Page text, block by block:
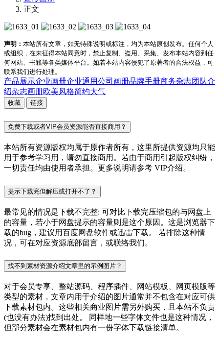
正文
声明： 本站所有文章，如无特殊说明或标注，均为本站原创发布。任何个人
或组织，在未征得本站同意时，禁止复制、盗用、采集、发布本站内容到任
何网站、书籍等各类媒体平台。如若本站内容侵犯了原著者的合法权益，可
联系我们进行处理。
产品展示企业画册企业通用公司画册品牌手册商务杂志团队介
绍杂志画册欧美风格简约大气
收藏 链接
免费下载或者VIP会员资源能否直接商用？
本站所有资源版权均属于原作者所有，这里所提供资源均只能
用于参考学习用，请勿直接商用。若由于商用引起版权纠纷，
一切责任均由使用者承担。更多说明请参考 VIP介绍。
提示下载完但解压或打开不了？
最常见的情况是下载不完整: 可对比下载完压缩包的与网盘上
的容量，若小于网盘提示的容量则是这个原因。这是浏览器下
载的bug，建议用百度网盘软件或迅雷下载。 若排除这种情
况，可在对应资源底部留言，或联络我们。
找不到素材资源介绍文章里的示例图片？
对于会员专享、整站源码、程序插件、网站模板、网页模版等
类型的素材，文章内用于介绍的图片通常并不包含在对应可供
下载素材包内。这些相关商业图片需另外购买，且本站不负责
(也没有办法)找到出处。 同样地一些字体文件也是这种情况，
但部分素材会在素材包内有一份字体下载链接清单。